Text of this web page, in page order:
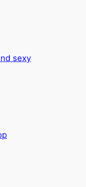
sexy